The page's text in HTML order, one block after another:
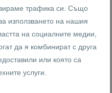
трафика си. Също
използването на нашия
на социалните медии,
да я комбинират с друга
или която са
услуги.